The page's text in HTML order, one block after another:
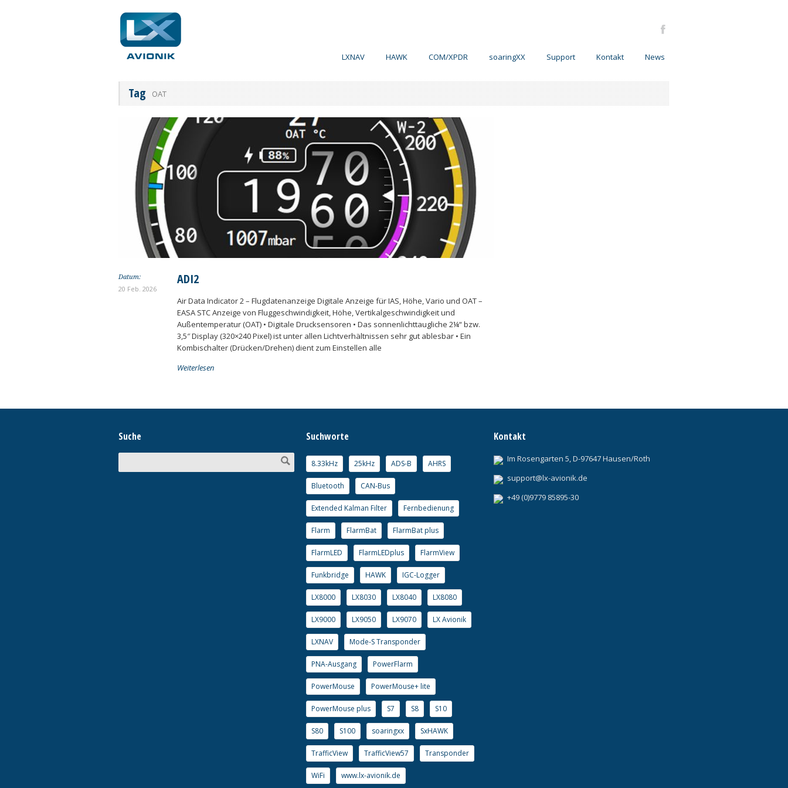
LXNAV HAWK COM/XPDR soaringXX Support Kontakt News
Tag OAT
Datum:
20 Feb. 2026
ADI2
Air Data Indicator 2 – Flugdatenanzeige Digitale Anzeige für IAS, Höhe, Vario und OAT –
EASA STC Anzeige von Fluggeschwindigkeit, Höhe, Vertikalgeschwindigkeit und
Außentemperatur (OAT) • Digitale Drucksensoren • Das sonnenlichttaugliche 2¼“ bzw.
3,5″ Display (320×240 Pixel) ist unter allen Lichtverhältnissen sehr gut ablesbar • Ein
Kombischalter (Drücken/Drehen) dient zum Einstellen alle
Weiterlesen
Suche Suchworte
8.33kHz 25kHz ADS-B AHRS
Bluetooth CAN-Bus
Extended Kalman Filter Fernbedienung
Flarm FlarmBat FlarmBat plus
FlarmLED FlarmLEDplus FlarmView
Funkbridge HAWK IGC-Logger
LX8000 LX8030 LX8040 LX8080
LX9000 LX9050 LX9070 LX Avionik
LXNAV Mode-S Transponder
PNA-Ausgang PowerFlarm
PowerMouse PowerMouse+ lite
PowerMouse plus S7 S8 S10
S80 S100 soaringxx SxHAWK
TrafficView TrafficView57 Transponder
WiFi www.lx-avionik.de
Kontakt
Im Rosengarten 5, D-97647 Hausen/Roth
support@lx-avionik.de
+49 (0)9779 85895-30